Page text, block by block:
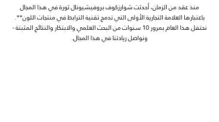
منذ عقد من الزمان، أحدثت شوارزكوف بروفيشيونال ثورة في هذا المجال
باعتبارها العلامة التجارية الأولى التي تدمج تقنية الترابط في منتجات اللون**.
نحتفل هذا العام بمرور 10 سنوات من البحث العلمي والابتكار والنتائج المثبتة -
ونواصل ريادتنا في هذا المجال.